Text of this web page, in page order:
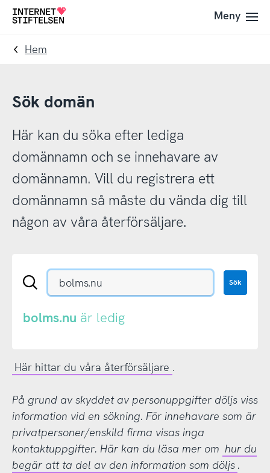
Till
navigering
Till
innehåll
Till
Meny
Hem
Sök domän
Här kan du söka efter lediga
domännamn och se innehavare av
domännamn. Vill du registrera ett
domännamn så måste du vända dig till
någon av våra återförsäljare.
Sök
eller
Sök
bolms.nu är ledig
Här hittar du våra återförsäljare .
På grund av skyddet av personuppgifter döljs viss
information vid en sökning. För innehavare som är
privatpersoner/enskild firma visas inga
kontaktuppgifter. Här kan du läsa mer om hur du
begär att ta del av den information som döljs .